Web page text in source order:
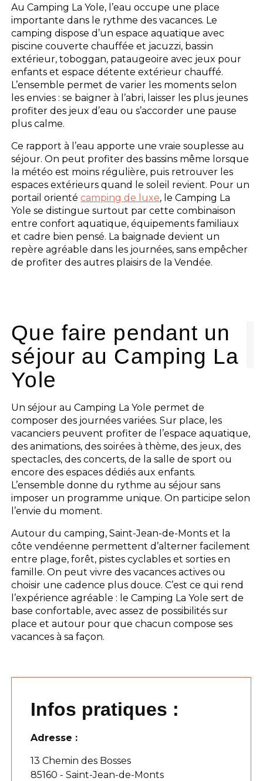
Au Camping La Yole, l’eau occupe une place
importante dans le rythme des vacances. Le
camping dispose d’un espace aquatique avec
piscine couverte chauffée et jacuzzi, bassin
extérieur, toboggan, pataugeoire avec jeux pour
enfants et espace détente extérieur chauffé.
L’ensemble permet de varier les moments selon
les envies : se baigner à l’abri, laisser les plus jeunes
profiter des jeux d’eau ou s’accorder une pause
plus calme.
Ce rapport à l’eau apporte une vraie souplesse au
séjour. On peut profiter des bassins même lorsque
la météo est moins régulière, puis retrouver les
espaces extérieurs quand le soleil revient. Pour un
portail orientécamping de luxe, le Camping La
Yole se distingue surtout par cette combinaison
entre confort aquatique, équipements familiaux
et cadre bien pensé. La baignade devient un
repère agréable dans les journées, sans empêcher
de profiter des autres plaisirs de la Vendée.
Que faire pendant un
séjour au Camping La
Yole
Un séjour au Camping La Yole permet de
composer des journées variées. Sur place, les
vacanciers peuvent profiter de l’espace aquatique,
des animations, des soirées à thème, des jeux, des
spectacles, des concerts, de la salle de sport ou
encore des espaces dédiés aux enfants.
L’ensemble donne du rythme au séjour sans
imposer un programme unique. On participe selon
l’envie du moment.
Autour du camping, Saint-Jean-de-Monts et la
côte vendéenne permettent d’alterner facilement
entre plage, forêt, pistes cyclables et sorties en
famille. On peut vivre des vacances actives ou
choisir une cadence plus douce. C’est ce qui rend
l’expérience agréable : le Camping La Yole sert de
base confortable, avec assez de possibilités sur
place et autour pour que chacun compose ses
vacances à sa façon.
Infos pratiques :
Adresse :
13 Chemin des Bosses
85160 - Saint-Jean-de-Monts